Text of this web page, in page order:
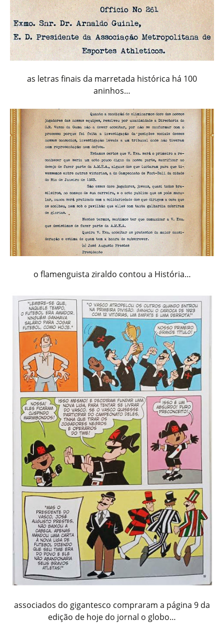
as letras finais da marretada histórica há 100
aninhos…
o flamenguista ziraldo contou a História…
associados do gigantesco compraram a página 9 da
edição de hoje do jornal o globo…